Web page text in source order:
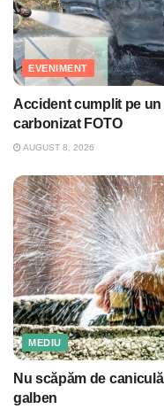
EVENIMENT
Accident cumplit pe
carbonizat FOTO
AUGUST 8, 2026
MEDIU
Nu scăpăm de
galben